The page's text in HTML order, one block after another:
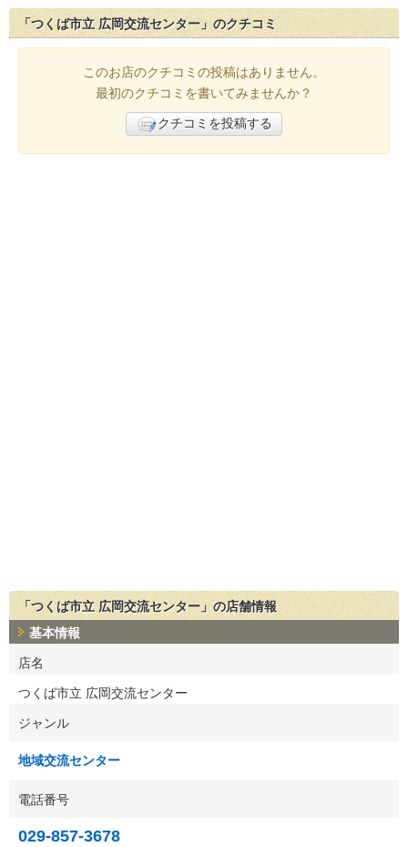
「つくば市立 広岡交流センター」のクチコミ
このお店のクチコミの投稿はありません。
最初のクチコミを書いてみませんか？
クチコミを投稿する
「つくば市立 広岡交流センター」の店舗情報
基本情報
店名
つくば市立 広岡交流センター
ジャンル
地域交流センター
電話番号
029-857-3678